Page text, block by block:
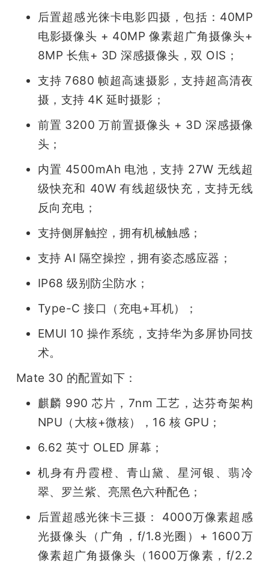
后置超感光徕卡电影四摄，包括：40MP
电影摄像头 + 40MP 像素超广角摄像头+
8MP 长焦+ 3D 深感摄像头，双 OIS；
支持 7680 帧超高速摄影，支持超高清夜
摄，支持 4K 延时摄影；
前置 3200 万前置摄像头 + 3D 深感摄像
头；
内置 4500mAh 电池，支持 27W 无线超
级快充和 40W 有线超级快充，支持无线
反向充电；
支持侧屏触控，拥有机械触感；
支持 AI 隔空操控，拥有姿态感应器；
IP68 级别防尘防水；
Type-C 接口（充电+耳机）；
EMUI 10 操作系统，支持华为多屏协同技
术。
Mate 30 的配置如下：
麒麟 990 芯片，7nm 工艺，达芬奇架构
NPU（大核+微核），16 核 GPU；
6.62 英寸 OLED 屏幕；
机身有丹霞橙、青山黛、星河银、翡冷
翠、罗兰紫、亮黑色六种配色；
后置超感光徕卡三摄： 4000万像素超感
光摄像头（广角，f/1.8光圈）+ 1600万
像素超广角摄像头（1600万像素，f/2.2